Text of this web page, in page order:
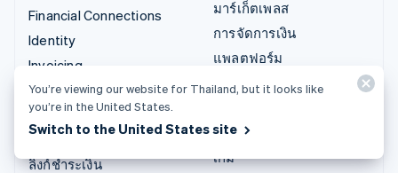
Financial Connections
Identity
Invoicing
Issuing
Link
Managed Payments
ลิงก์ชำระเงิน
มาร์เก็ตเพลส
การจัดการเงิน
แพลตฟอร์ม
SaaS
แวดวงครีเอเตอร์
เกม
You’re viewing our website for Thailand, but it looks like
you’re in the United States.
Switch to the United States site